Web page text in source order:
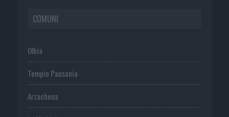
COMUNI
Olbia
Tempio Pausania
Arzachena